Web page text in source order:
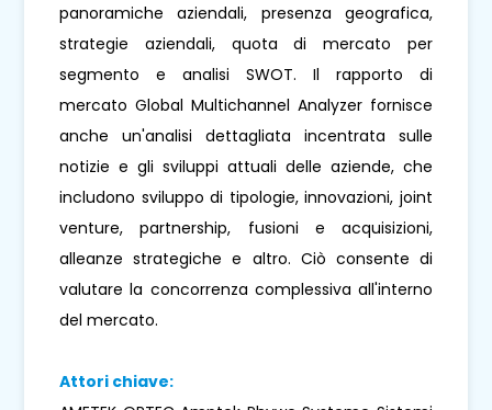
panoramiche aziendali, presenza geografica,
strategie aziendali, quota di mercato per
segmento e analisi SWOT. Il rapporto di
mercato Global Multichannel Analyzer fornisce
anche un'analisi dettagliata incentrata sulle
notizie e gli sviluppi attuali delle aziende, che
includono sviluppo di tipologie, innovazioni, joint
venture, partnership, fusioni e acquisizioni,
alleanze strategiche e altro. Ciò consente di
valutare la concorrenza complessiva all'interno
del mercato.
Attori chiave: